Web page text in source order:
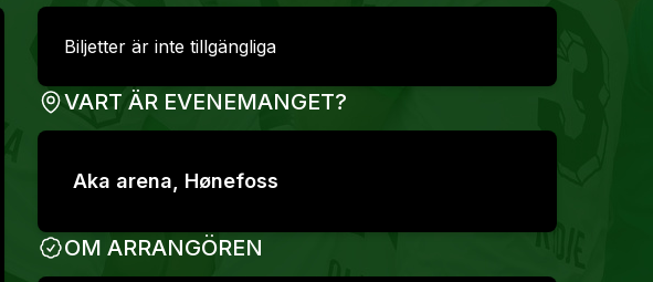
Biljetter är inte tillgängliga
VART ÄR EVENEMANGET?
Aka arena, Hønefoss
OM ARRANGÖREN